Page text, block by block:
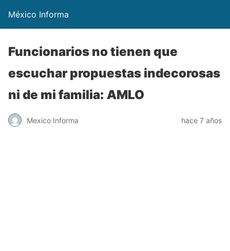
México Informa
Funcionarios no tienen que
escuchar propuestas indecorosas
ni de mi familia: AMLO
Mexico Informa hace 7 años